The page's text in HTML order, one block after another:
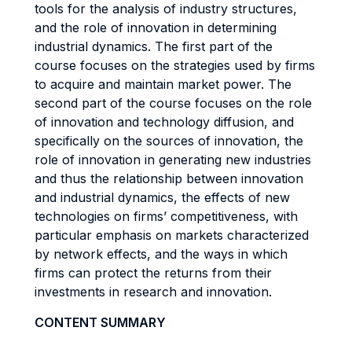
tools for the analysis of industry structures,
and the role of innovation in determining
industrial dynamics. The first part of the
course focuses on the strategies used by firms
to acquire and maintain market power. The
second part of the course focuses on the role
of innovation and technology diffusion, and
specifically on the sources of innovation, the
role of innovation in generating new industries
and thus the relationship between innovation
and industrial dynamics, the effects of new
technologies on firms’ competitiveness, with
particular emphasis on markets characterized
by network effects, and the ways in which
firms can protect the returns from their
investments in research and innovation.
CONTENT SUMMARY